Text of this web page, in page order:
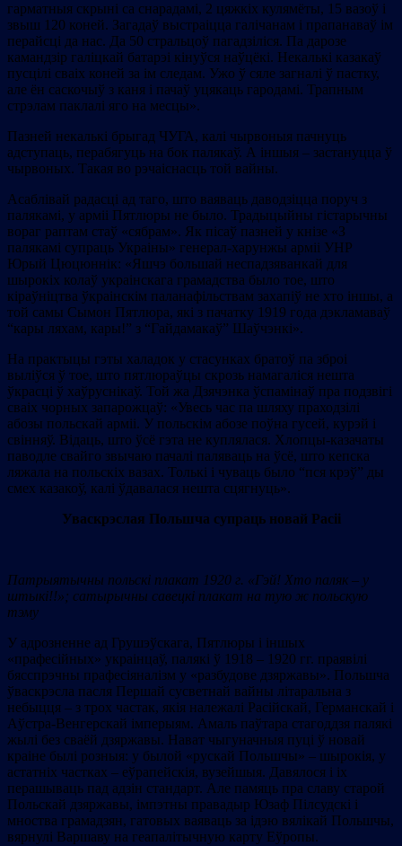
гарматныя скрыні са снарадамі, 2 цяжкіх кулямёты, 15 вазоў і
звыш 120 коней. Загадаў выстраіцца галічанам і прапанаваў ім
перайсці да нас. Да 50 стральцоў пагадзіліся. Па дарозе
камандзір галіцкай батарэі кінуўся наўцёкі. Некалькі казакаў
пусцілі сваіх коней за ім следам. Ужо ў сяле загналі ў пастку,
але ён саскочыў з каня і пачаў уцякаць гародамі. Трапным
стрэлам паклалі яго на месцы».
Пазней некалькі брыгад ЧУГА, калі чырвоныя пачнуць
адступаць, перабягуць на бок палякаў. А іншыя – застануцца ў
чырвоных. Такая во рэчаіснасць той вайны.
Асаблівай радасці ад таго, што ваяваць даводзіцца поруч з
палякамі, у арміі Пятлюры не было. Традыцыйны гістарычны
вораг раптам стаў «сябрам». Як пісаў пазней у кнізе «З
палякамі супраць Украіны» генерал-харунжы арміі УНР
Юрый Цюцюннік: «Яшчэ большай неспадзяванкай для
шырокіх колаў украінскага грамадства было тое, што
кіраўніцтва ўкраінскім паланафільствам захапіў не хто іншы, а
той самы Сымон Пятлюра, які з пачатку 1919 года дэкламаваў
“кары ляхам, кары!” з “Гайдамакаў” Шаўчэнкі».
На практыцы гэты халадок у стасунках братоў па зброі
выліўся ў тое, што пятлюраўцы скрозь намагаліся нешта
ўкрасці ў хаўруснікаў. Той жа Дзячэнка ўспамінаў пра подзвігі
сваіх чорных запарожцаў: «Увесь час па шляху праходзілі
абозы польскай арміі. У польскім абозе поўна гусей, курэй і
свінняў. Відаць, што ўсё гэта не куплялася. Хлопцы-казачаты
паводле свайго звычаю пачалі паляваць на ўсё, што кепска
ляжала на польскіх вазах. Толькі і чуваць было “пся крэў” ды
смех казакоў, калі ўдавалася нешта сцягнуць».
Уваскрэслая Польшча супраць новай Расіі
Патрыятычны польскі плакат 1920 г. «Гэй! Хто паляк – у
штыкі!!»; сатырычны савецкі плакат на тую ж польскую
тэму
У адрозненне ад Грушэўскага, Пятлюры і іншых
«прафесійных» украінцаў, палякі ў 1918 – 1920 гг. праявілі
бясспрэчны прафесіяналізм у «разбудове дзяржавы». Польшча
ўваскрэсла пасля Першай сусветнай вайны літаральна з
небыцця – з трох частак, якія належалі Расійскай, Германскай і
Аўстра-Венгерскай імперыям. Амаль паўтара стагоддзя палякі
жылі без сваёй дзяржавы. Нават чыгуначныя пуці ў новай
краіне былі розныя: у былой «рускай Польшчы» – шырокія, у
астатніх частках – еўрапейскія, вузейшыя. Давялося і іх
перашываць пад адзін стандарт. Але памяць пра славу старой
Польскай дзяржавы, імпэтны правадыр Юзаф Пілсудскі і
мноства грамадзян, гатовых ваяваць за ідэю вялікай Польшчы,
вярнулі Варшаву на геапалітычную карту Еўропы.